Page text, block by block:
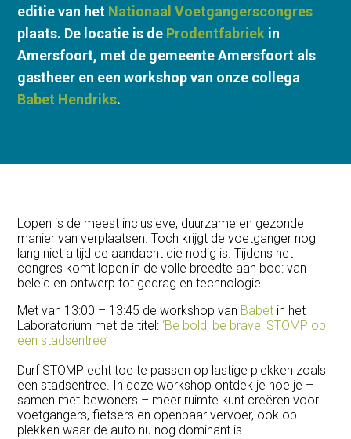
editie van het Nationaal Voetgangerscongres
plaats. De locatie is de Prodentfabriek in
Amersfoort, met de gemeente Amersfoort als
gastheer en een workshop van onze collega
Babet Hendriks.
Lopen is de meest inclusieve, duurzame en gezonde
manier van verplaatsen. Toch krijgt de voetganger nog
lang niet altijd de aandacht die nodig is. Tijdens het
congres komt lopen in de volle breedte aan bod: van
beleid en ontwerp tot gedrag en technologie.
Met van 13:00 – 13:45 de workshop van Babet in het
Laboratorium met de titel: ‘Be bold, be brave: STOMP op
een stadsentree’
Durf STOMP echt toe te passen op lastige plekken zoals
een stadsentree. In deze workshop ontdek je hoe je –
samen met bewoners – meer ruimte kunt creëren voor
voetgangers, fietsers en openbaar vervoer, ook op
plekken waar de auto nu nog dominant is.